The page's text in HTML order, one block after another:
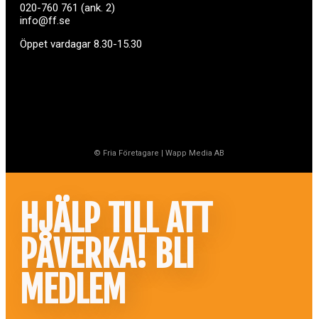
020-760 761 (ank. 2)
info@ff.se
Öppet vardagar 8.30-15.30
© Fria Företagare | Wapp Media AB
HJÄLP TILL ATT
PÅVERKA! BLI
MEDLEM